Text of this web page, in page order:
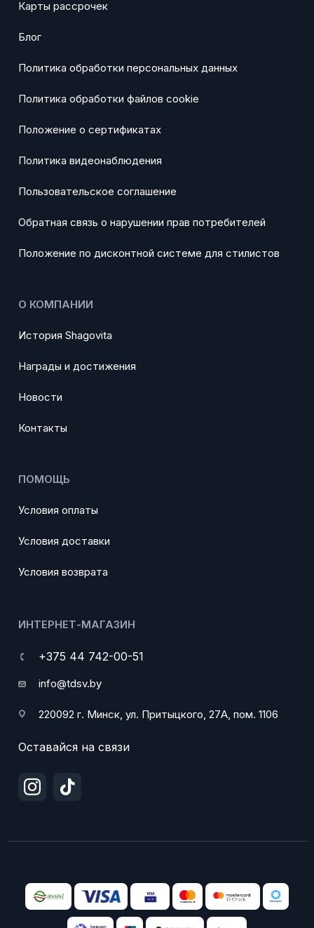
Карты рассрочек
Блог
Политика обработки персональных данных
Политика обработки файлов cookie
Положение о сертификатах
Политика видеонаблюдения
Пользовательское соглашение
Обратная связь о нарушении прав потребителей
Положение по дисконтной системе для стилистов
О КОМПАНИИ
История Shagovita
Награды и достижения
Новости
Контакты
ПОМОЩЬ
Условия оплаты
Условия доставки
Условия возврата
ИНТЕРНЕТ-МАГАЗИН
+375 44 742-00-51
info@tdsv.by
220092 г. Минск, ул. Притыцкого, 27А, пом. 1106
Оставайся на связи